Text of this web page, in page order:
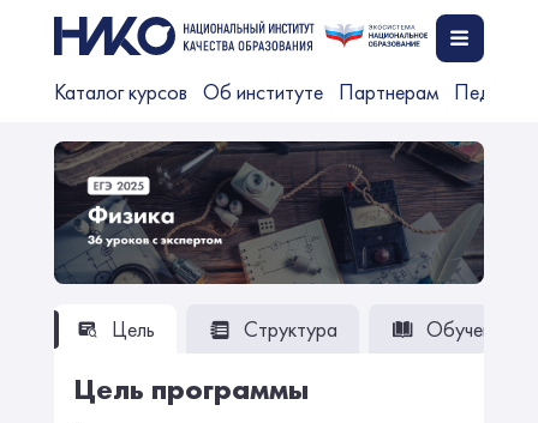
Каталог курсов Об институте Партнерам
Цель Структура Обучение
Цель программы